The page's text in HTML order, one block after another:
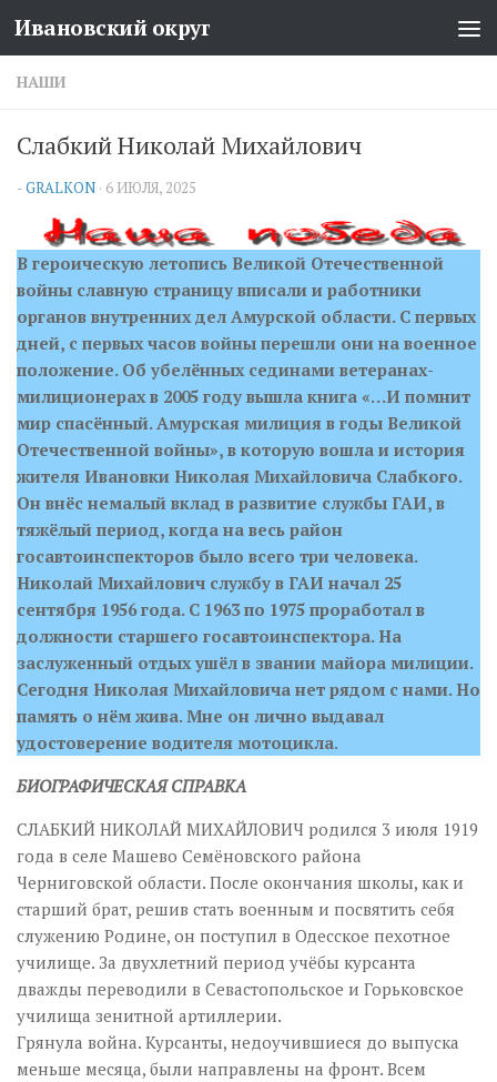
Перейти к содержимому
Ивановский округ
НАШИ
Слабкий Николай Михайлович
-GRALKON · 6 ИЮЛЯ, 2025
В героическую летопись Великой Отечественной
войны славную страницу вписали и работники
органов внутренних дел Амурской области. С первых
дней, с первых часов войны перешли они на военное
положение. Об убелённых сединами ветеранах-
милиционерах в 2005 году вышла книга «…И помнит
мир спасённый. Амурская милиция в годы Великой
Отечественной войны», в которую вошла и история
жителя Ивановки Николая Михайловича Слабкого.
Он внёс немалый вклад в развитие службы ГАИ, в
тяжёлый период, когда на весь район
госавтоинспекторов было всего три человека.
Николай Михайлович службу в ГАИ начал 25
сентября 1956 года. С 1963 по 1975 проработал в
должности старшего госавтоинспектора. На
заслуженный отдых ушёл в звании майора милиции.
Сегодня Николая Михайловича нет рядом с нами. Но
память о нём жива. Мне он лично выдавал
удостоверение водителя мотоцикла.
БИОГРАФИЧЕСКАЯ СПРАВКА
СЛАБКИЙ НИКОЛАЙ МИХАЙЛОВИЧ родился 3 июля 1919
года в селе Машево Семёновского района
Черниговской области. После окончания школы, как и
старший брат, решив стать военным и посвятить себя
служению Родине, он поступил в Одесское пехотное
училище. За двухлетний период учёбы курсанта
дважды переводили в Севастопольское и Горьковское
училища зенитной артиллерии.
Грянула война. Курсанты, недоучившиеся до выпуска
меньше месяца, были направлены на фронт. Всем